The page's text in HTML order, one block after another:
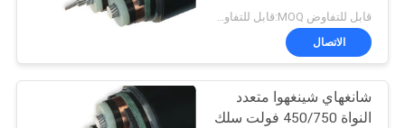
95
معزول XLPE بشاشة
نحاسية، كابل عالي التوتر
قابل للتفاوض MOQ:قابل للتفاوض
الاتصال
شانغهاي شينغهوا متعدد
النواة 450/750 فولت سلك